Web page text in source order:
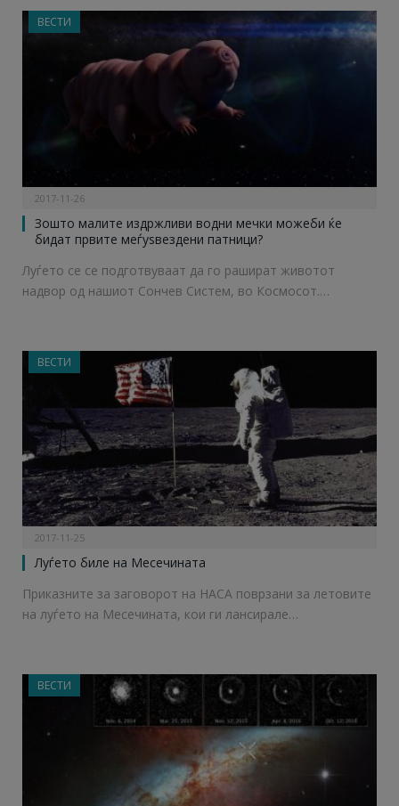
ВЕСТИ
2017-11-26
Зошто малите издржливи водни мечки можеби ќе
бидат првите меѓуѕвездени патници?
Луѓето се се подготвуваат да го рашират животот
надвор од нашиот Сончев Систем, во Космосот.…
ВЕСТИ
2017-11-25
Луѓето биле на Месечината
Приказните за заговорот на НАСА поврзани за летовите
на луѓето на Месечината, кои ги лансирале…
ВЕСТИ